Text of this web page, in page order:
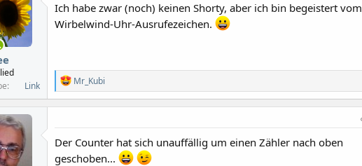
o
n
Link
Ich habe zwar (noch) keinen Shorty, aber ich bin begeistert vom
Wirbelwind-Uhr-Ausrufezeichen.
R
e
a
o
n
Mr_Kubi
Der Counter hat sich unauffällig um einen Zähler nach oben
geschoben...